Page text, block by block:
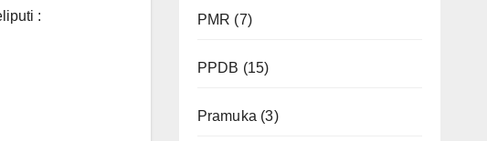
:
PMR (7)
PPDB (15)
Pramuka (3)